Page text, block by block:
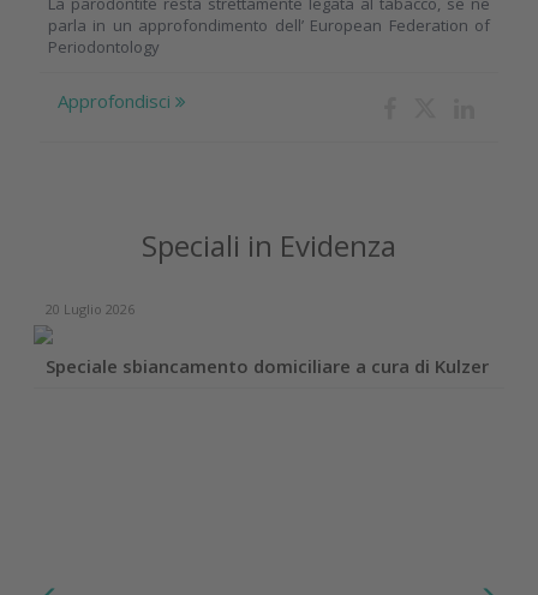
parla in un approfondimento dell’ European Federation of
Periodontology
Approfondisci
Speciali in Evidenza
20 Luglio 2026
Speciale sbiancamento domiciliare a cura di Kulzer